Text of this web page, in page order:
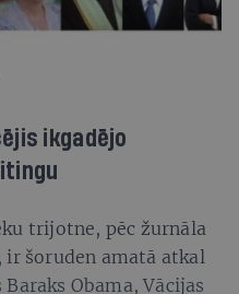
ikgadējo
trijotne, pēc žurnāla
, ir šoruden amatā atkal
Obama, Vācijas